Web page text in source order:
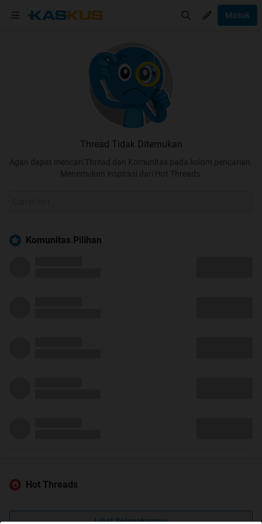
Masuk
Thread Tidak Ditemukan
Agan dapat mencari Thread dan Komunitas pada kolom pencarian.
Menemukan inspirasi dari Hot Threads.
Komunitas Pilihan
Hot Threads
Lihat Selengkapnya